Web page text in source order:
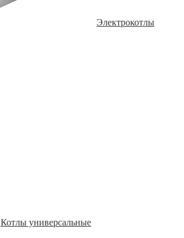
Электрокотлы
Котлы универсальные